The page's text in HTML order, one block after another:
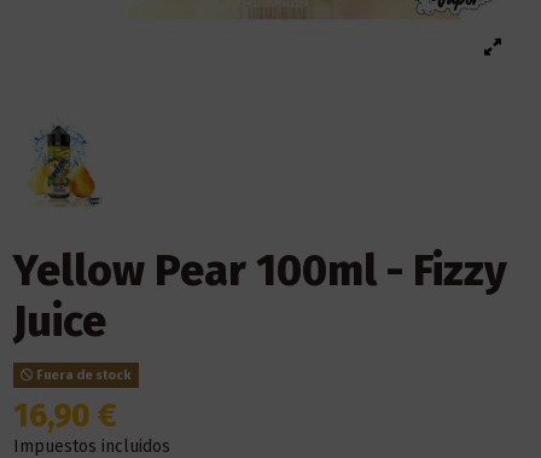
Yellow Pear 100ml - Fizzy
Juice
Fuera de stock
16,90 €
Impuestos incluidos